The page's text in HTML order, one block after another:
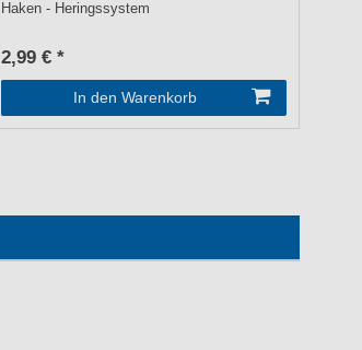
Haken - Heringssystem
2,99 € *
In den Warenkorb